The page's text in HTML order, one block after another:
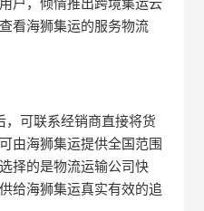
户，倾情推出跨境集运云
看海狮集运的服务物流
，可联系经销商直接将货
由海狮集运提供全国范围
择的是物流运输公司快
给海狮集运真实有效的追